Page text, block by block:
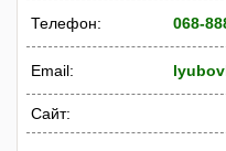
Телефон: 068-
Email:
Сайт: